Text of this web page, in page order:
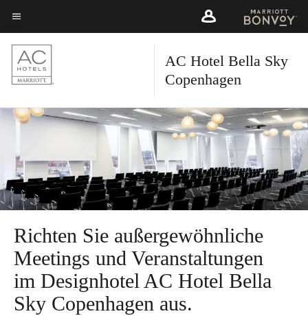
main
content
Skip
to
main
content
Menütext
AC Hotel Bella Sky
Copenhagen
Richten Sie außergewöhnliche
Meetings und Veranstaltungen
im Designhotel AC Hotel Bella
Sky Copenhagen aus.